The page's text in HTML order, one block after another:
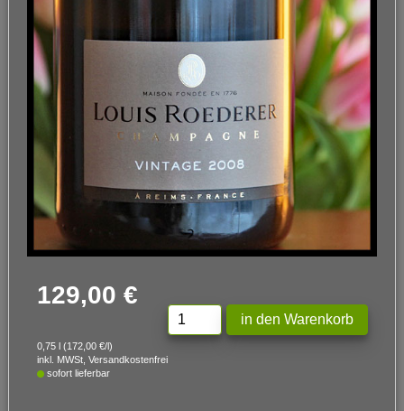
129,00 €
0,75 l (172,00 €/l)
inkl. MWSt, Versandkostenfrei
sofort lieferbar